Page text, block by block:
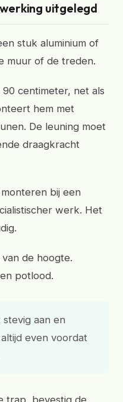
uitgelegd
stuk aluminium of
muur of de treden.
centimeter, net als
hem met
De leuning moet
draagkracht
bij een
werk. Het
de hoogte.
potlood.
aan en
even voordat
trap, bevestig de